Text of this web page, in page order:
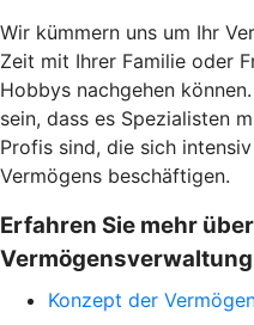
Wir kümmern uns um Ihr
Zeit mit Ihrer Familie oder
Hobbys nachgehen
sein, dass es Spezialisten
Profis sind, die sich
Vermögens beschäftigen.
Erfahren Sie mehr
Vermögensverwaltung
Konzept der